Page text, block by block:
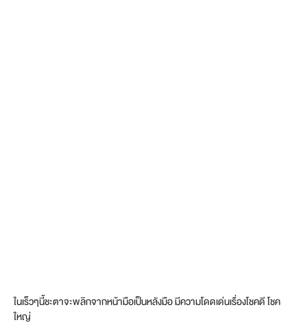
ในเร็วๆนี้ชะตาจะพลิกจากหน้ามือเป็นหลังมือ มีความโดดเด่นเรื่องโชคดี โชค
ใหญ่